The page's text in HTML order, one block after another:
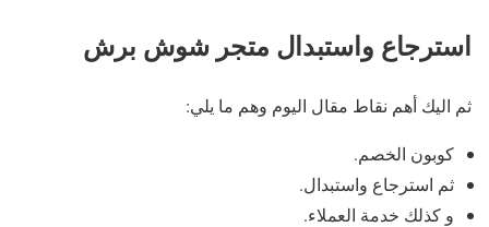
استرجاع واستبدال متجر شوش برش
ثم اليك أهم نقاط مقال اليوم وهم ما يلي:
كوبون الخصم.
ثم استرجاع واستبدال.
و كذلك خدمة العملاء.